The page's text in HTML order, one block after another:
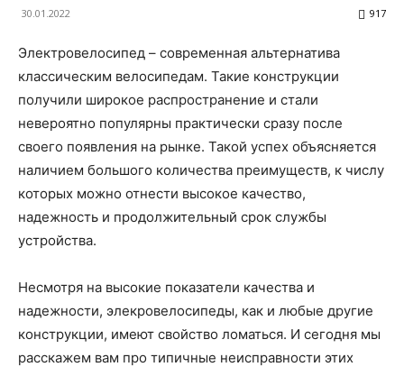
30.01.2022 917
Электровелосипед – современная альтернатива
классическим велосипедам. Такие конструкции
получили широкое распространение и стали
невероятно популярны практически сразу после
своего появления на рынке. Такой успех объясняется
наличием большого количества преимуществ, к числу
которых можно отнести высокое качество,
надежность и продолжительный срок службы
устройства.
Несмотря на высокие показатели качества и
надежности, элекровелосипеды, как и любые другие
конструкции, имеют свойство ломаться. И сегодня мы
расскажем вам про типичные неисправности этих